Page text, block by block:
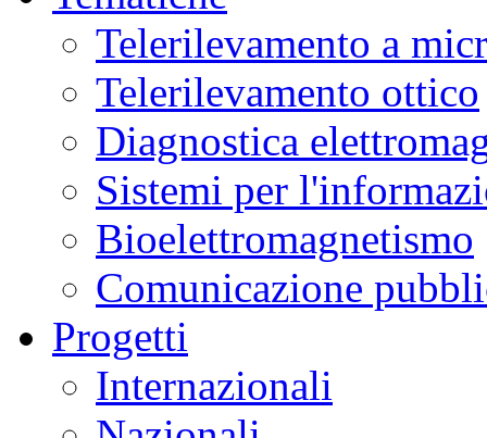
Telerilevamento a
Telerilevamento ottico
Diagnostica
Sistemi per
Bioelettromagnetismo
Comunicazione
Progetti
Internazionali